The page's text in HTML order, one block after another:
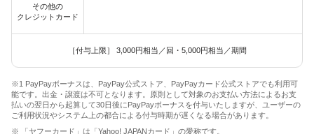
その他の
クレジットカード
［付与上限］ 3,000円相当／回・5,000円相当／期間
※1 PayPayボーナスは、PayPay公式ストア、PayPayカード公式ストアでも利用可
能です。出金・譲渡は不可となります。原則として対象のお支払い方法によるお支
払いの翌日から起算して30日後にPayPayボーナスを付与いたしますが、ユーザーの
ご利用状況やシステム上の都合による付与時期が遅くなる場合があります。
※ 「ヤフーカード」は「Yahoo! JAPANカード」の愛称です。